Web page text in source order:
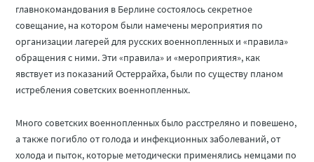
главнокомандования в Берлине состоялось секретное
совещание, на котором были намечены мероприятия по
организации лагерей для русских военнопленных и «правила»
обращения с ними. Эти «правила» и «мероприятия», как
явствует из показаний Остеррайха, были по существу планом
истребления советских военнопленных.
Много советских военнопленных было расстреляно и повешено,
а также погибло от голода и инфекционных заболеваний, от
холода и пыток, которые методически применялись немцами по